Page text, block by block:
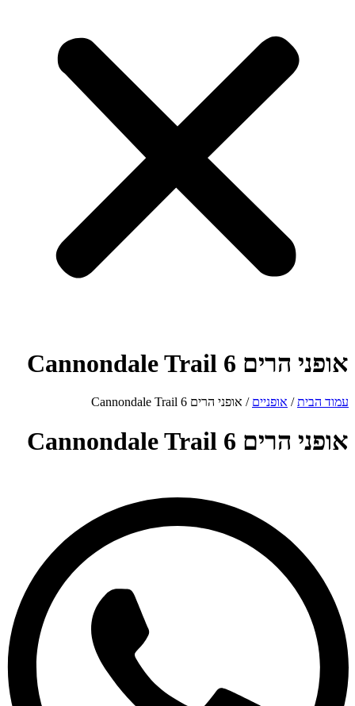
אופני הרים Cannondale Trail 6
עמוד הבית/ אופניים / אופני הרים Cannondale Trail 6
אופני הרים Cannondale Trail 6